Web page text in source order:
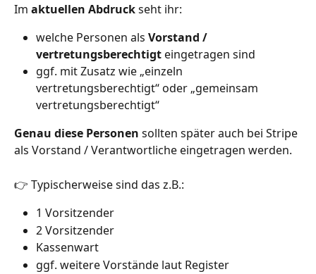
Im aktuellen Abdruck seht ihr:
welche Personen als Vorstand /
vertretungsberechtigt eingetragen sind
ggf. mit Zusatz wie „einzeln
vertretungsberechtigt“ oder „gemeinsam
vertretungsberechtigt“
Genau diese Personen sollten später auch bei Stripe
als Vorstand / Verantwortliche eingetragen werden.
👉 Typischerweise sind das z.B.:
1 Vorsitzender
2 Vorsitzender
Kassenwart
ggf. weitere Vorstände laut Register